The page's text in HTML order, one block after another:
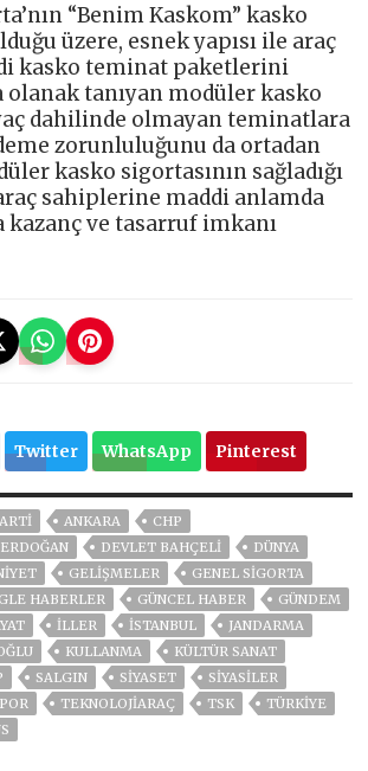
“Benim Kaskom” kasko
üzere, esnek yapısı ile araç
kasko teminat paketlerini
olanak tanıyan modüler kasko
dahilinde olmayan teminatlara
zorunluluğunu da ortadan
kasko sigortasının sağladığı
sahiplerine maddi anlamda
ve tasarruf imkanı
Twitter WhatsApp Pinterest
ANKARA
CHP
DEVLET BAHÇELİ
DÜNYA
GELIŞMELER
GENEL SİGORTA
HABERLER GÜNCEL HABER
GÜNDEM
İLLER ISTANBUL
JANDARMA
KULLANMA
KÜLTÜR SANAT
SALGIN SİYASET
SİYASİLER
TEKNOLOJİARAÇ TSK
TÜRKİYE